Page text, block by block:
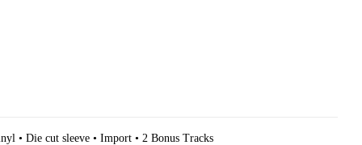
• Die cut sleeve • Import • 2 Bonus Tracks